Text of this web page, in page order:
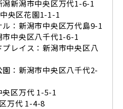
潟新潟市中央区万代1-6-1
央区花園1-1-1
ル：新潟市中央区万代島9-1
市中央区八千代1-6-1
プレイス：新潟市中央区八
園：新潟市中央区八千代2-
央区万代 1-5-1
万代 1-4-8